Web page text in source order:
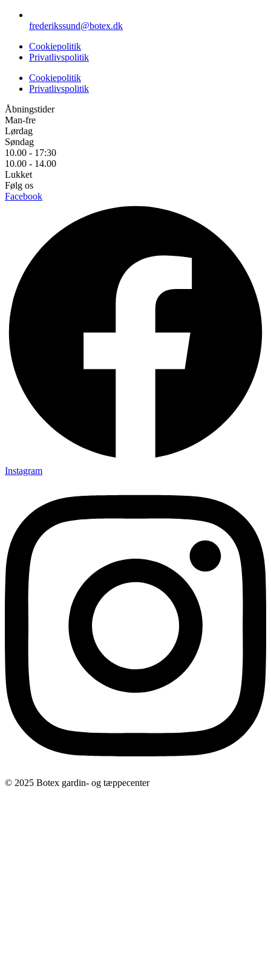
frederikssund@botex.dk
Cookiepolitik
Privatlivspolitik
Cookiepolitik
Privatlivspolitik
Åbningstider
Man-fre
Lørdag
Søndag
10.00 - 17:30
10.00 - 14.00
Lukket
Følg os
Facebook
Instagram
© 2025 Botex gardin- og tæppecenter